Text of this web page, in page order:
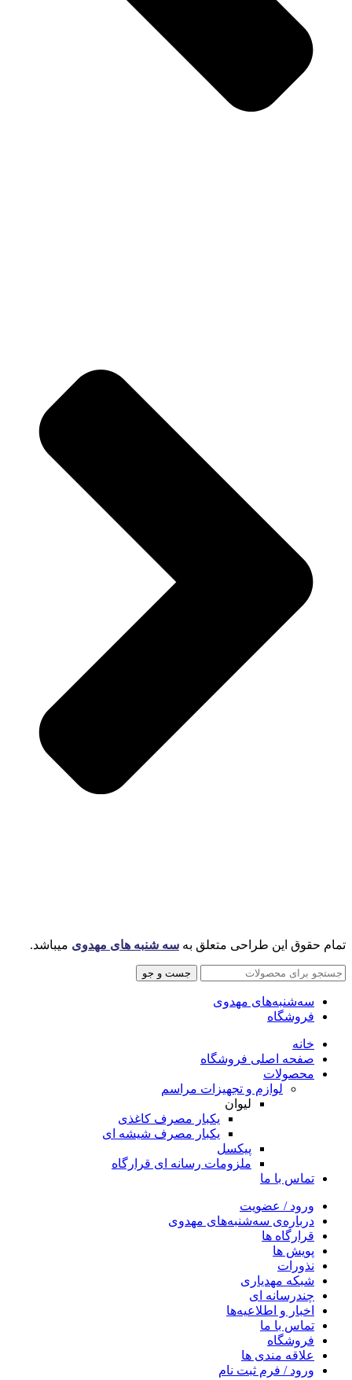
تمام حقوق این طراحی متعلق به سه شنبه های مهدوی میباشد.
جست و جو
سه‌شنبه‌های مهدوی
فروشگاه
خانه
صفحه اصلی فروشگاه
محصولات
لوازم و تجهیزات مراسم
لیوان
یکبار مصرف کاغذی
یکبار مصرف شیشه ای
پیکسل
ملزومات رسانه ای قرارگاه
تماس با ما
ورود / عضویت
درباره‌ی سه‌شنبه‌های مهدوی
قرارگاه ها
پویش ها
نذورات
شبکه مهدیاری
چندرسانه‌ ای
اخبار و اطلاعیه‌ها
تماس با ما
فروشگاه
علاقه مندی ها
ورود / فرم ثبت نام